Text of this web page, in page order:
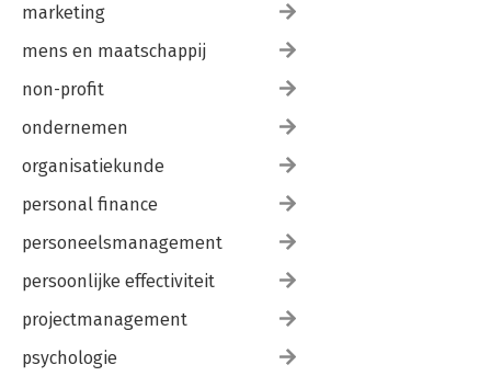
marketing
mens en maatschappij
non-profit
ondernemen
organisatiekunde
personal finance
personeelsmanagement
persoonlijke effectiviteit
projectmanagement
psychologie